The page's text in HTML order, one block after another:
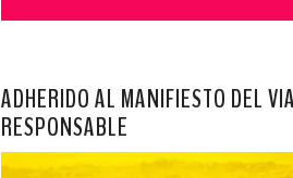
ADHERIDO AL MANIFIESTO DEL
RESPONSABLE